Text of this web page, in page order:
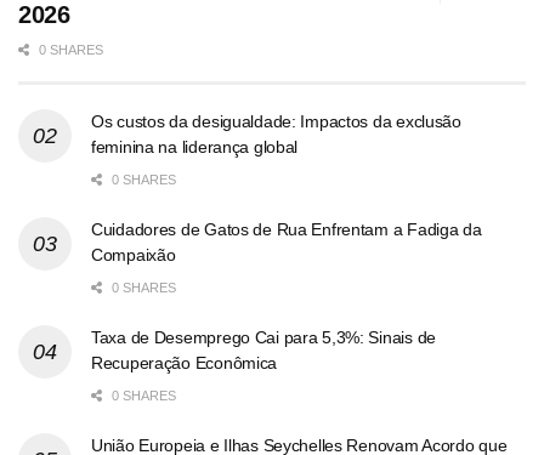
2026
0 SHARES
Os custos da desigualdade: Impactos da exclusão
feminina na liderança global
0 SHARES
Cuidadores de Gatos de Rua Enfrentam a Fadiga da
Compaixão
0 SHARES
Taxa de Desemprego Cai para 5,3%: Sinais de
Recuperação Econômica
0 SHARES
União Europeia e Ilhas Seychelles Renovam Acordo que